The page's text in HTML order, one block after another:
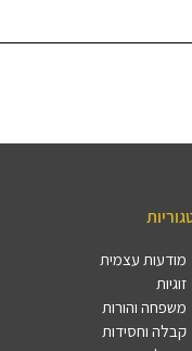
מודעות עצמית
זוגיות
משפחה והורות
קבלה וחסידות